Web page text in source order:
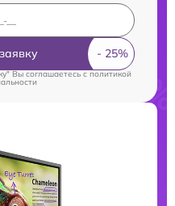
Вы соглашаетесь cполитикой